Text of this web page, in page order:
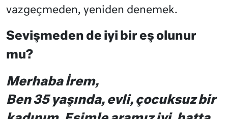
vazgeçmeden, yeniden denemek.
Sevişmeden de iyi bir eş olunur
mu?
Merhaba İrem,
Ben 35 yaşında, evli, çocuksuz bir